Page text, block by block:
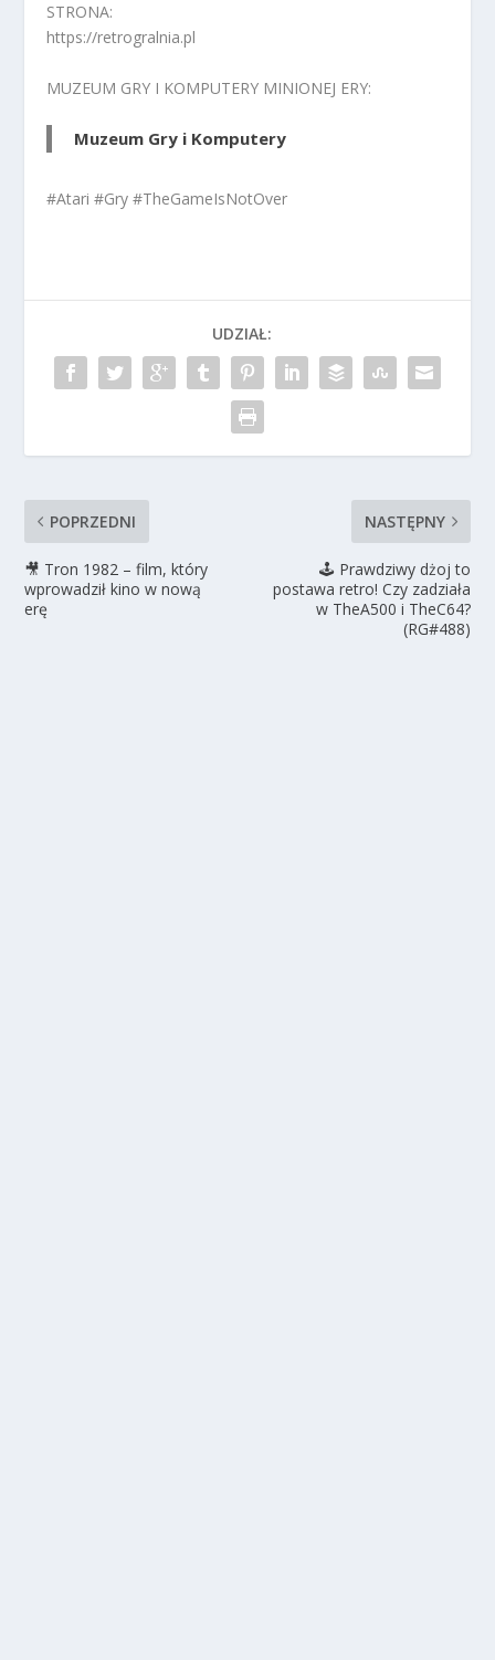
STRONA:
https://retrogralnia.pl
MUZEUM GRY I KOMPUTERY MINIONEJ ERY:
Muzeum Gry i Komputery
#Atari #Gry #TheGameIsNotOver
UDZIAŁ:
POPRZEDNI
🎥 Tron 1982 – film, który
wprowadził kino w nową
erę
NASTĘPNY
🕹️ Prawdziwy dżoj to
postawa retro! Czy zadziała
w TheA500 i TheC64?
(RG#488)